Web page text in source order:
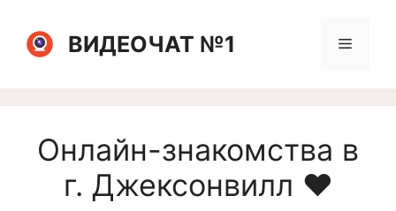
содержимомуВИДЕОЧАТ №1 Меню
Онлайн-знакомства в
г. Джексонвилл ❤️